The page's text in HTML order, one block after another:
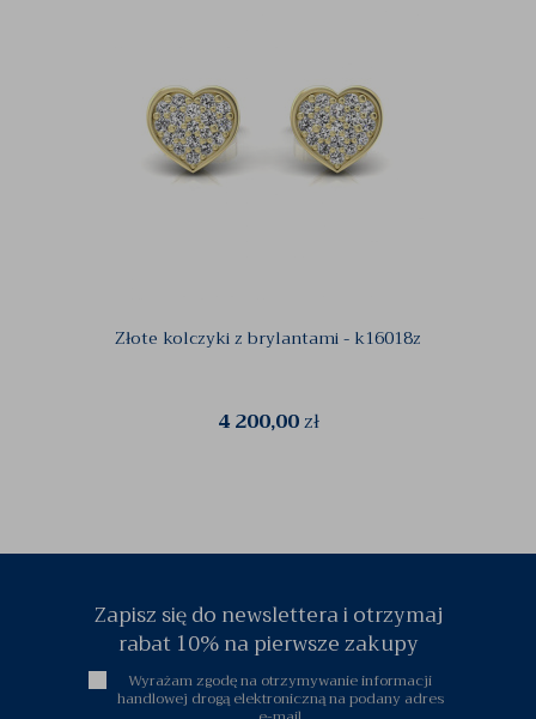
Złote kolczyki z brylantami - k16018z
4 200,00zł
Zapisz się do newslettera i otrzymaj
rabat 10% na pierwsze zakupy
Wyrażam zgodę na otrzymywanie informacji
handlowej drogą elektroniczną na podany adres